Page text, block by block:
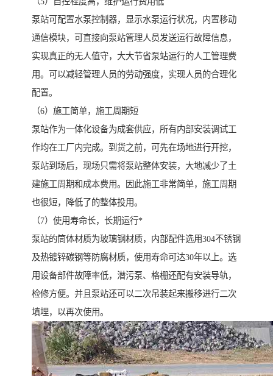
泵站可配置水泵控制器，显示水泵运行状况，内置移动
通信模块，可直接向泵站管理人员发送运行故障信息，
实现真正的无人值守，大大节省泵站运行的人工管理费
用。可以减轻管理人员的劳动强度，实现人员的合理化
配置。
（6）施工简单，施工周期短
泵站作为一体化设备为成套供应，所有内部安装调试工
作均在工厂内完成。到货之前，可先在场地进行开挖，
泵站到场后，现场只需将泵站整体安装，大地减少了土
建施工周期和成本费用。因此施工非常简单，施工周期
也很短，降低了的整体投用。
（7）使用寿命长，长期运行*
泵站的筒体材质为玻璃钢材质，内部配件选用304不锈钢
及热镀锌碳钢等防腐材质，使用寿命可达30年以上。选
用设备部件故障率低，潜污泵、格栅还配有安装导轨，
检修方便。并且泵站还可以二次吊装起来搬移进行二次
填埋，以再次使用。